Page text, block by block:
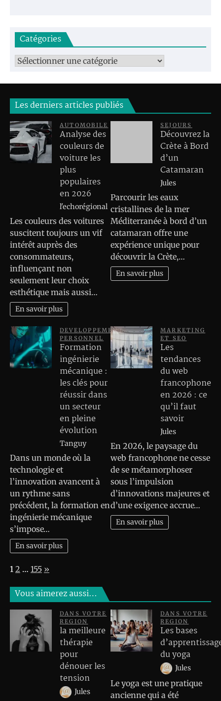
Catégories
Catégories
Les derniers articles publiés
AUTOMOBILE
Analyse des
couleurs de
voiture les
plus
populaires
en 2026
l'echorégional
Les couleurs des voitures
suscitent toujours un vif
intérêt auprès des
consommateurs,
influençant non
seulement leur choix
esthétique mais aussi…
En savoir plus
SEJOURS
Découvrez la
Crète à Bord
d’un
Catamaran
Jules
Parcourir les eaux
cristallines de la mer
Méditerranée à bord d’un
catamaran offre une
expérience unique pour
découvrir la Crète,…
En savoir plus
DEVELOPPEMENT
PERSONNEL
Formation
ingénierie
mécanique :
les clés pour
réussir dans
un secteur
en pleine
évolution
Tanguy
Dans un monde où la
technologie et
l’innovation avancent à
un rythme sans
précédent, la formation en
ingénierie mécanique
s’impose…
En savoir plus
MARKETING
ET SEO
Les
tendances
du web
francophone
en 2026 : ce
qu’il faut
savoir
Jules
En 2026, le paysage du
web francophone ne cesse
de se métamorphoser
sous l’impulsion
d’innovations majeures et
d’une exigence accrue…
En savoir plus
Page:
1 2 … 155 Next
»
Vous aimerez aussi…
DANS VOTRE
REGION
la meilleure
thérapie
pour
dénouer les
tension
Jules
DANS VOTRE
REGION
Les bases
du yoga
Jules
Le yoga est une pratique
ancienne qui a été